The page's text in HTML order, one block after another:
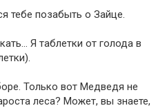
тебе позабыть о Зайце.
Я таблетки от голода в
Только вот Медведя не
леса? Может, вы знаете,